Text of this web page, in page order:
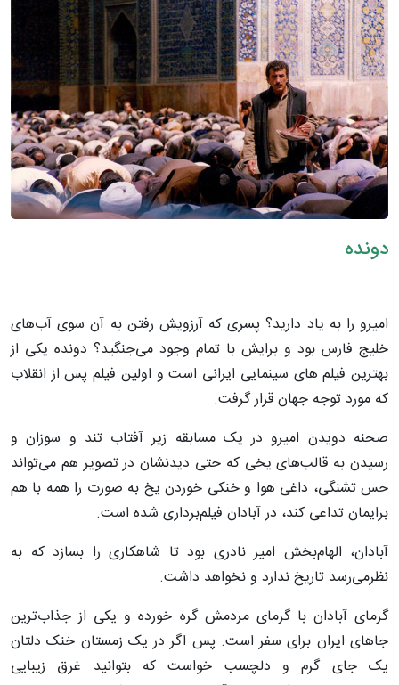
دونده
امیرو را به یاد دارید؟ پسری که آرزویش رفتن به آن سوی آب‌های
خلیج فارس بود و برایش با تمام وجود می‌جنگید؟ دونده یکی از
بهترین فیلم های سینمایی ایرانی است و اولین فیلم پس از انقلاب
که مورد توجه جهان قرار گرفت.
صحنه دویدن امیرو در یک مسابقه زیر آفتاب تند و سوزان و
رسیدن به قالب‌های یخی که حتی دیدنشان در تصویر هم می‌تواند
حس تشنگی، داغی هوا و خنکی خوردن یخ به صورت را همه با هم
برایمان تداعی کند، در آبادان فیلم‌برداری شده است.
آبادان، الهام‌بخش امیر نادری بود تا شاهکاری را بسازد که به
نظرمی‌رسد تاریخ ندارد و نخواهد داشت.
گرمای آبادان با گرمای مردمش گره خورده و یکی از جذاب‌ترین
جاهای ایران برای سفر است. پس اگر در یک زمستان خنک دلتان
یک جای گرم و دلچسب خواست که بتوانید غرق زیبایی